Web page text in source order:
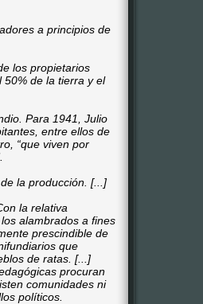
a principios de
los propietarios
de la tierra y el
Para 1941, Julio
entre ellos de
“que viven por
la producción. [...]
la relativa
alambrados a fines
prescindible de
que
de ratas. [...]
procuran
comunidades ni
políticos.